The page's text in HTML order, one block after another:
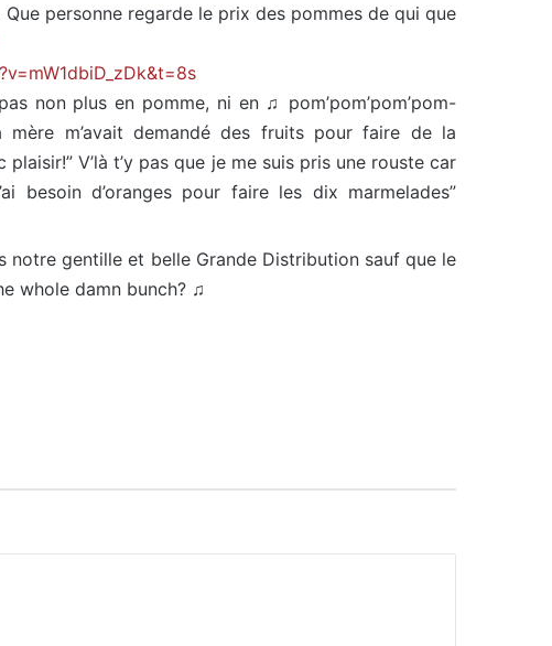
personne regarde le prix des pommes de qui que
non plus en pomme, ni en ♫ pom’pom’pom’pom-
mère m’avait demandé des fruits pour faire de la
V’là t’y pas que je me suis pris une rouste car
d’oranges pour faire les dix marmelades”
notre gentille et belle Grande Distribution sauf que le
whole damn bunch? ♫